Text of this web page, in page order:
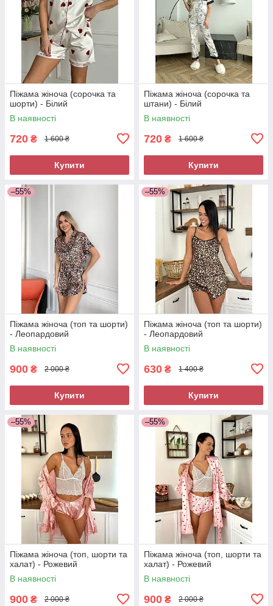
Піжама жіноча (сорочка та
шорти) - Білий
В наявності
720 ₴ 1 600 ₴
Купити
Піжама жіноча (сорочка та
штани) - Білий
В наявності
720 ₴ 1 600 ₴
Купити
–55%
Піжама жіноча (топ та шорти)
- Леопардовий
В наявності
900 ₴ 2 000 ₴
Купити
–55%
Піжама жіноча (топ та шорти)
- Леопардовий
В наявності
630 ₴ 1 400 ₴
Купити
–55%
Піжама жіноча (топ, шорти та
халат) - Рожевий
В наявності
900 ₴ 2 000 ₴
–55%
Піжама жіноча (топ, шорти та
халат) - Рожевий
В наявності
900 ₴ 2 000 ₴